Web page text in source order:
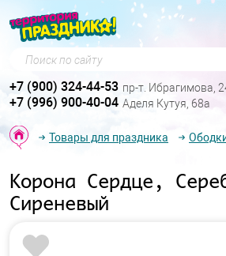
Поиск по сайту
+7 (900) 324-44-53 пр-т. Ибрагимова,
+7 (996) 900-40-04 Аделя Кутуя, 68а
Товары для праздника
Корона Сердце,
Сиреневый